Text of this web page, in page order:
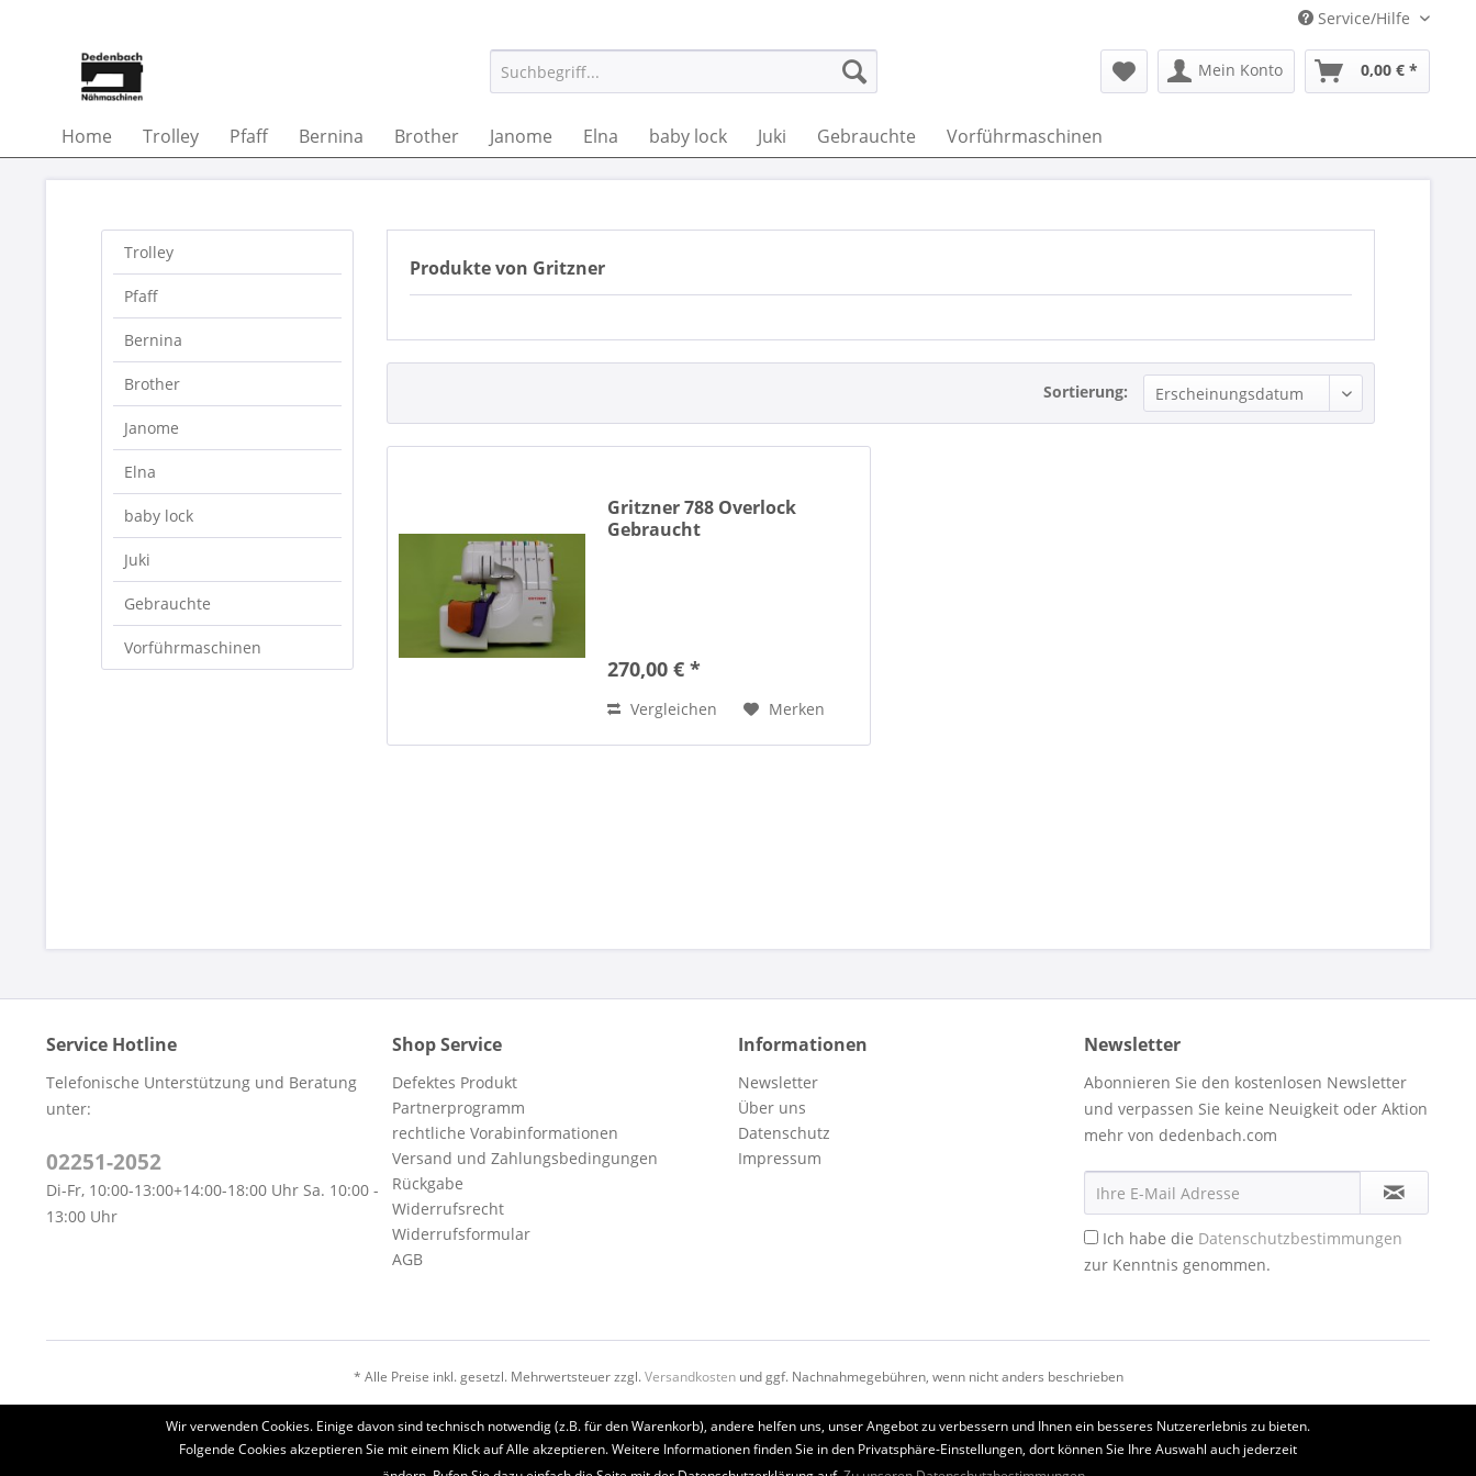
Service/Hilfe
Mein Konto 0,00 € *
Home Trolley Pfaff Bernina Brother Janome Elna baby lock Juki Gebrauchte Vorführmaschinen
Trolley
Pfaff
Bernina
Brother
Janome
Elna
baby lock
Juki
Gebrauchte
Vorführmaschinen
Produkte von Gritzner
Sortierung:
Gritzner 788 Overlock
Gebraucht
270,00 € *
Vergleichen Merken
Service Hotline
Telefonische Unterstützung und Beratung
unter:
02251-2052
Di-Fr, 10:00-13:00+14:00-18:00 Uhr Sa. 10:00 -
13:00 Uhr
Shop Service
Defektes Produkt
Partnerprogramm
rechtliche Vorabinformationen
Versand und Zahlungsbedingungen
Rückgabe
Widerrufsrecht
Widerrufsformular
AGB
Informationen
Newsletter
Über uns
Datenschutz
Impressum
Newsletter
Abonnieren Sie den kostenlosen Newsletter
und verpassen Sie keine Neuigkeit oder Aktion
mehr von dedenbach.com
Ich habe die Datenschutzbestimmungen
zur Kenntnis genommen.
* Alle Preise inkl. gesetzl. Mehrwertsteuer zzgl.Versandkostenund ggf. Nachnahmegebühren, wenn nicht anders beschrieben
Wir verwenden Cookies. Einige davon sind technisch notwendig (z.B. für den Warenkorb), andere helfen uns, unser Angebot zu verbessern und Ihnen ein besseres Nutzererlebnis zu bieten.
Folgende Cookies akzeptieren Sie mit einem Klick auf Alle akzeptieren. Weitere Informationen finden Sie in den Privatsphäre-Einstellungen, dort können Sie Ihre Auswahl auch jederzeit